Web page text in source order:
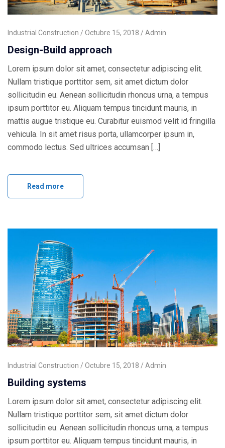
Industrial Construction Octubre 15, 2018 Admin
Design-Build approach
Lorem ipsum dolor sit amet, consectetur adipiscing elit.
Nullam tristique porttitor sem, sit amet dictum dolor
sollicitudin eu. Aenean sollicitudin rhoncus urna, a tempus
ipsum porttitor eu. Aliquam tempus tincidunt mauris, in
mattis augue tristique eu. Curabitur euismod velit id fringilla
vehicula. In sit amet risus porta, ullamcorper ipsum in,
commodo lectus. Sed ultrices accumsan […]
Read more
Industrial Construction Octubre 15, 2018 Admin
Building systems
Lorem ipsum dolor sit amet, consectetur adipiscing elit.
Nullam tristique porttitor sem, sit amet dictum dolor
sollicitudin eu. Aenean sollicitudin rhoncus urna, a tempus
ipsum porttitor eu. Aliquam tempus tincidunt mauris, in